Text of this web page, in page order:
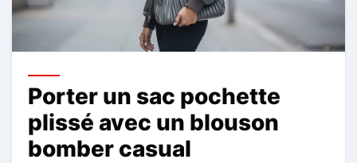
Porter un sac pochette
plissé avec un blouson
bomber casual